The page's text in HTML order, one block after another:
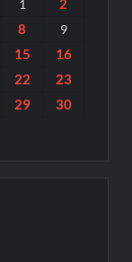
1
2
8 9
15
16
22
23
29 30